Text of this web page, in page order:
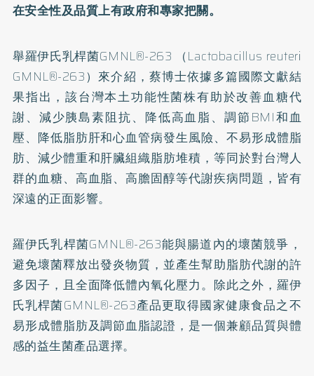
在安全性及品質上有政府和專家把關。
舉羅伊氏乳桿菌GMNL®-263 （Lactobacillus reuteri
GMNL®-263）來介紹，蔡博士依據多篇國際文獻結
果指出，該台灣本土功能性菌株有助於改善血糖代
謝、減少胰島素阻抗、降低高血脂、調節BMI和血
壓、降低脂肪肝和心血管病發生風險、不易形成體脂
肪、減少體重和肝臟組織脂肪堆積，等同於對台灣人
群的血糖、高血脂、高膽固醇等代謝疾病問題，皆有
深遠的正面影響。
羅伊氏乳桿菌GMNL®-263能與腸道內的壞菌競爭，
避免壞菌釋放出發炎物質，並產生幫助脂肪代謝的許
多因子，且全面降低體內氧化壓力。除此之外，羅伊
氏乳桿菌GMNL®-263產品更取得國家健康食品之不
易形成體脂肪及調節血脂認證，是一個兼顧品質與體
感的益生菌產品選擇。